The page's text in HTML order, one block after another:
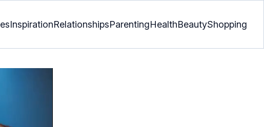
InspirationRelationshipsParentingHealthBeautyShopping